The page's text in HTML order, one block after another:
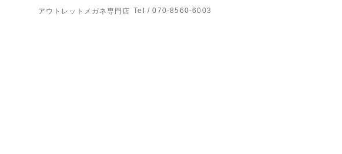
アウトレットメガネ専門店 Tel / 070-8560-6003